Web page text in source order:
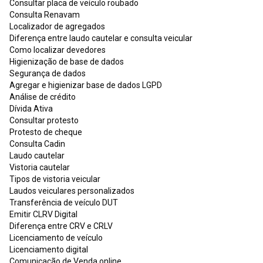
Consultar placa de veículo roubado
Consulta Renavam
Localizador de agregados
Diferença entre laudo cautelar e consulta veicular
Como localizar devedores
Higienização de base de dados
Segurança de dados
Agregar e higienizar base de dados LGPD
Análise de crédito
Dívida Ativa
Consultar protesto
Protesto de cheque
Consulta Cadin
Laudo cautelar
Vistoria cautelar
Tipos de vistoria veicular
Laudos veiculares personalizados
Transferência de veículo DUT
Emitir CLRV Digital
Diferença entre CRV e CRLV
Licenciamento de veículo
Licenciamento digital
Comunicação de Venda online